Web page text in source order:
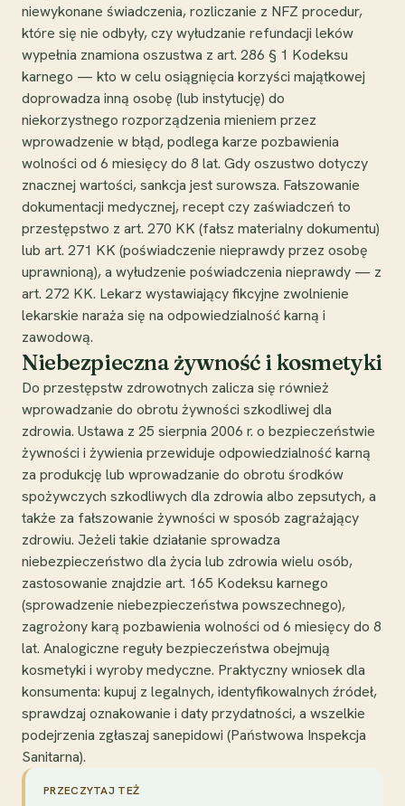
niewykonane świadczenia, rozliczanie z NFZ procedur,
które się nie odbyły, czy wyłudzanie refundacji leków
wypełnia znamiona oszustwa z art. 286 § 1 Kodeksu
karnego — kto w celu osiągnięcia korzyści majątkowej
doprowadza inną osobę (lub instytucję) do
niekorzystnego rozporządzenia mieniem przez
wprowadzenie w błąd, podlega karze pozbawienia
wolności od 6 miesięcy do 8 lat. Gdy oszustwo dotyczy
znacznej wartości, sankcja jest surowsza. Fałszowanie
dokumentacji medycznej, recept czy zaświadczeń to
przestępstwo z art. 270 KK (fałsz materialny dokumentu)
lub art. 271 KK (poświadczenie nieprawdy przez osobę
uprawnioną), a wyłudzenie poświadczenia nieprawdy — z
art. 272 KK. Lekarz wystawiający fikcyjne zwolnienie
lekarskie naraża się na odpowiedzialność karną i
zawodową.
Niebezpieczna żywność i kosmetyki
Do przestępstw zdrowotnych zalicza się również
wprowadzanie do obrotu żywności szkodliwej dla
zdrowia. Ustawa z 25 sierpnia 2006 r. o bezpieczeństwie
żywności i żywienia przewiduje odpowiedzialność karną
za produkcję lub wprowadzanie do obrotu środków
spożywczych szkodliwych dla zdrowia albo zepsutych, a
także za fałszowanie żywności w sposób zagrażający
zdrowiu. Jeżeli takie działanie sprowadza
niebezpieczeństwo dla życia lub zdrowia wielu osób,
zastosowanie znajdzie art. 165 Kodeksu karnego
(sprowadzenie niebezpieczeństwa powszechnego),
zagrożony karą pozbawienia wolności od 6 miesięcy do 8
lat. Analogiczne reguły bezpieczeństwa obejmują
kosmetyki i wyroby medyczne. Praktyczny wniosek dla
konsumenta: kupuj z legalnych, identyfikowalnych źródeł,
sprawdzaj oznakowanie i daty przydatności, a wszelkie
podejrzenia zgłaszaj sanepidowi (Państwowa Inspekcja
Sanitarna).
PRZECZYTAJ TEŻ